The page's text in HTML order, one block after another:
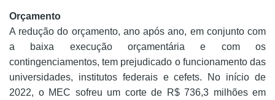
Orçamento
A redução do orçamento, ano após ano, em conjunto com
a baixa execução orçamentária e com os
contingenciamentos, tem prejudicado o funcionamento das
universidades, institutos federais e cefets. No início de
2022, o MEC sofreu um corte de R$ 736,3 milhões em